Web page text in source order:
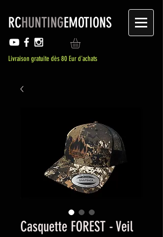
RCHUNTINGEMOTIONS
Livraison gratuite dès 80 Eur d'achats
Casquette FOREST - Veil